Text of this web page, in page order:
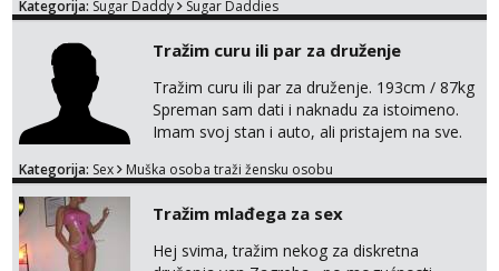
otvorena, komunikativna, zgodna i atraktivna
markodalic37@gmail.com
Kategorija: Sugar Daddy Sugar Daddies
Tražim curu ili par za druženje
Tražim curu ili par za druženje. 193cm / 87kg
Spreman sam dati i naknadu za istoimeno.
Imam svoj stan i auto, ali pristajem na sve.
brojeve. Molim Vas bez ponuda istog spola.
Kategorija: Sex Muška osoba traži žensku osobu
Tražim mlađega za sex
Hej svima, tražim nekog za diskretna